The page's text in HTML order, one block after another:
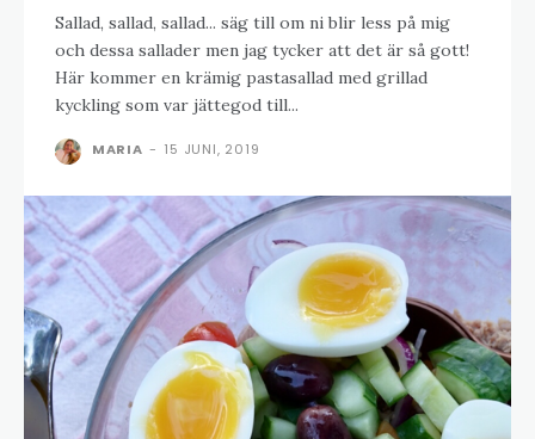
Sallad, sallad, sallad... säg till om ni blir less på mig
och dessa sallader men jag tycker att det är så gott!
Här kommer en krämig pastasallad med grillad
kyckling som var jättegod till...
MARIA - 15 JUNI, 2019